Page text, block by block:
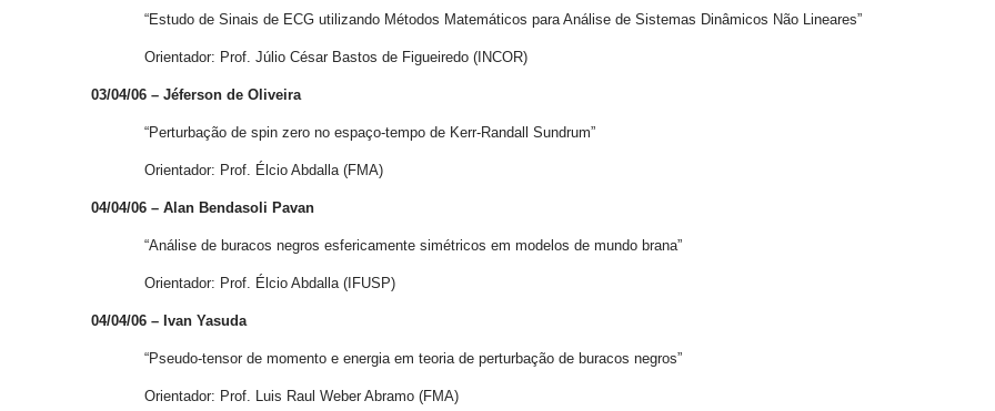
“Estudo de Sinais de ECG utilizando Métodos Matemáticos para Análise de Sistemas Dinâmicos Não Lineares”
Orientador: Prof. Júlio César Bastos de Figueiredo (INCOR)
03/04/06 – Jéferson de Oliveira
“Perturbação de spin zero no espaço-tempo de Kerr-Randall Sundrum”
Orientador: Prof. Élcio Abdalla (FMA)
04/04/06 – Alan Bendasoli Pavan
“Análise de buracos negros esfericamente simétricos em modelos de mundo brana”
Orientador: Prof. Élcio Abdalla (IFUSP)
04/04/06 – Ivan Yasuda
“Pseudo-tensor de momento e energia em teoria de perturbação de buracos negros”
Orientador: Prof. Luis Raul Weber Abramo (FMA)